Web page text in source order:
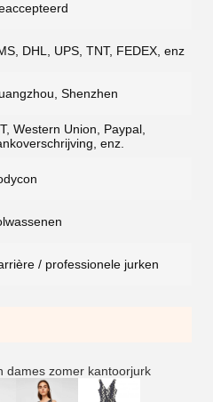
DHL, UPS, TNT, FEDEX, enz
Shenzhen
Western Union, Paypal,
enz.
/ professionele jurken
dames zomer kantoorjurk